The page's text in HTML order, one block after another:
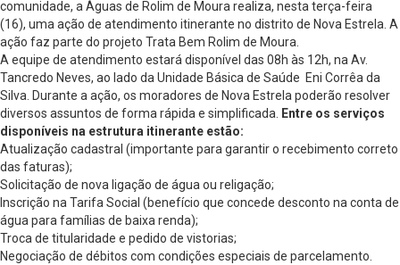
comunidade, a Águas de Rolim de Moura realiza, nesta terça-feira
(16), uma ação de atendimento itinerante no distrito de Nova Estrela. A
ação faz parte do projeto Trata Bem Rolim de Moura.
A equipe de atendimento estará disponível das 08h às 12h, na Av.
Tancredo Neves, ao lado da Unidade Básica de Saúde Eni Corrêa da
Silva. Durante a ação, os moradores de Nova Estrela poderão resolver
diversos assuntos de forma rápida e simplificada.
Entre os serviços
disponíveis na estrutura itinerante estão:
Atualização cadastral (importante para garantir o recebimento correto
das faturas);
Solicitação de nova ligação de água ou religação;
Inscrição na Tarifa Social (benefício que concede desconto na conta de
água para famílias de baixa renda);
Troca de titularidade e pedido de vistorias;
Negociação de débitos com condições especiais de parcelamento.